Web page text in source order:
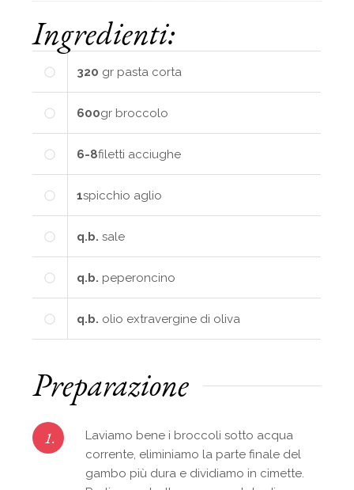
Ingredienti:
320 gr pasta corta
600gr broccolo
6-8filetti acciughe
1spicchio aglio
q.b. sale
q.b. peperoncino
q.b. olio extravergine di oliva
Preparazione
1.
Laviamo bene i broccoli sotto acqua
corrente, eliminiamo la parte finale del
gambo più dura e dividiamo in cimette.